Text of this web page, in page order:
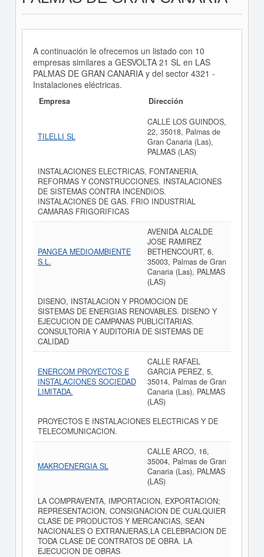
A continuación le ofrecemos un listado con 10
empresas similares a GESVOLTA 21 SL en LAS
PALMAS DE GRAN CANARIA y del sector 4321 -
Instalaciones eléctricas.
Empresa Dirección
TILELLI SL
CALLE LOS GUINDOS,
22, 35018, Palmas de
Gran Canaria (Las),
PALMAS (LAS)
INSTALACIONES ELECTRICAS, FONTANERIA,
REFORMAS Y CONSTRUCCIONES. INSTALACIONES
DE SISTEMAS CONTRA INCENDIOS.
INSTALACIONES DE GAS. FRIO INDUSTRIAL
CAMARAS FRIGORIFICAS
PANGEA MEDIOAMBIENTE
S.L.
AVENIDA ALCALDE
JOSE RAMIREZ
BETHENCOURT, 6,
35003, Palmas de Gran
Canaria (Las), PALMAS
(LAS)
DISENO, INSTALACION Y PROMOCION DE
SISTEMAS DE ENERGIAS RENOVABLES. DISENO Y
EJECUCION DE CAMPANAS PUBLICITARIAS.
CONSULTORIA Y AUDITORIA DE SISTEMAS DE
CALIDAD
ENERCOM PROYECTOS E
INSTALACIONES SOCIEDAD
LIMITADA.
CALLE RAFAEL
GARCIA PEREZ, 5,
35014, Palmas de Gran
Canaria (Las), PALMAS
(LAS)
PROYECTOS E INSTALACIONES ELECTRICAS Y DE
TELECOMUNICACION.
MAKROENERGIA SL
CALLE ARCO, 16,
35004, Palmas de Gran
Canaria (Las), PALMAS
(LAS)
LA COMPRAVENTA, IMPORTACION, EXPORTACION;
REPRESENTACION, CONSIGNACION DE CUALQUIER
CLASE DE PRODUCTOS Y MERCANCIAS, SEAN
NACIONALES O EXTRANJERAS,LA CELEBRACION DE
TODA CLASE DE CONTRATOS DE OBRA. LA
EJECUCION DE OBRAS